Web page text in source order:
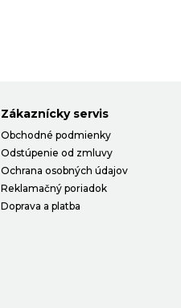
Zákaznícky servis
Obchodné podmienky
Odstúpenie od zmluvy
Ochrana osobných údajov
Reklamačný poriadok
Doprava a platba